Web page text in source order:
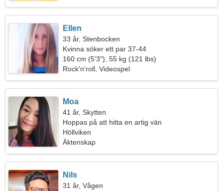
Ellen
33 år, Stenbocken
Kvinna söker ett par 37-44
160 cm (5'3"), 55 kg (121 lbs)
Rock'n'roll, Videospel
Moa
41 år, Skytten
Hoppas på att hitta en artig vän
Höllviken
Äktenskap
Nils
31 år, Vågen